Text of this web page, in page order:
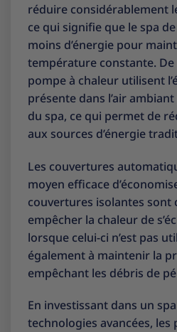
réduire considérablement
ce qui signifie que le spa
moins d’énergie pour
température constante. De
pompe à chaleur utilisent
présente dans l’air
du spa, ce qui permet de
aux sources d’énergie
Les couvertures
moyen efficace
couvertures isolantes sont
empêcher la chaleur de
lorsque celui-ci n’est pas
également à maintenir la
empêchant les débris de
En investissant dans un
technologies avancées,